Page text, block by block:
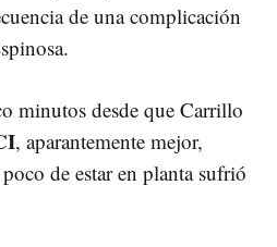
de una complicación
minutos desde que Carrillo
, aparantemente mejor,
de estar en planta sufrió